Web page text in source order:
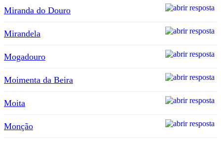
Miranda do Douro
Mirandela
Mogadouro
Moimenta da Beira
Moita
Monção